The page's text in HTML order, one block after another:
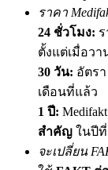
BTC
Deposit &
Deposit
ราคา
24 ชั่วโมง:
ตั้งแต่เมื่อวา
30 วัน: อัตรา
เดือนที่แล้ว
1 ปี:
สำคัญ ในปี
จะเปลี่ยน